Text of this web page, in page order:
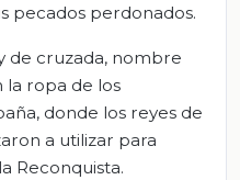
pecados perdonados.
de cruzada, nombre
la ropa de los
donde los reyes de
a utilizar para
Reconquista.